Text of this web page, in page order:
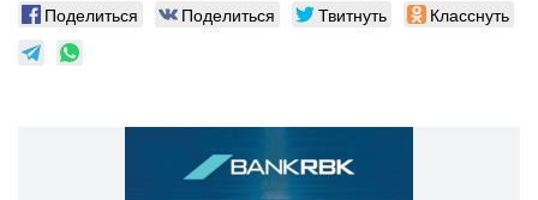
Поделиться Поделиться Твитнуть Класснуть